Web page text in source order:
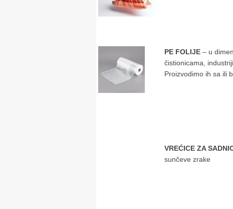
PE FOLIJE – u
čistionicama,
Proizvodimo ih sa ili
VREĆICE ZA
sunčeve zrake